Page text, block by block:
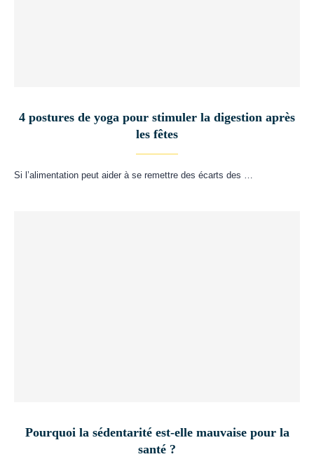
4 postures de yoga pour stimuler la digestion après
les fêtes
Si l’alimentation peut aider à se remettre des écarts des …
Pourquoi la sédentarité est-elle mauvaise pour la
santé ?